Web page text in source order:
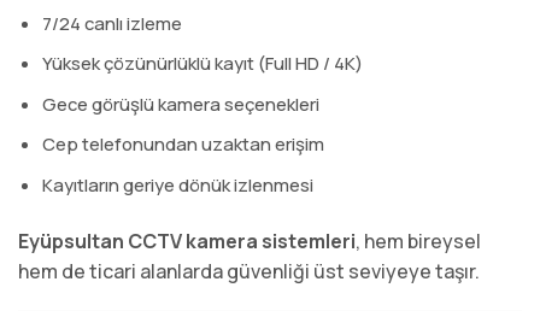
7/24 canlı izleme
Yüksek çözünürlüklü kayıt (Full HD / 4K)
Gece görüşlü kamera seçenekleri
Cep telefonundan uzaktan erişim
Kayıtların geriye dönük izlenmesi
Eyüpsultan CCTV kamera sistemleri, hem bireysel
hem de ticari alanlarda güvenliği üst seviyeye taşır.